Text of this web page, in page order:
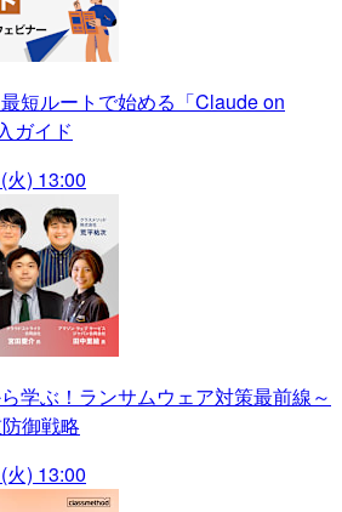
短ルートで始める「Claude on
ガイド
) 13:00
学ぶ！ランサムウェア対策最前線～
御戦略
) 13:00